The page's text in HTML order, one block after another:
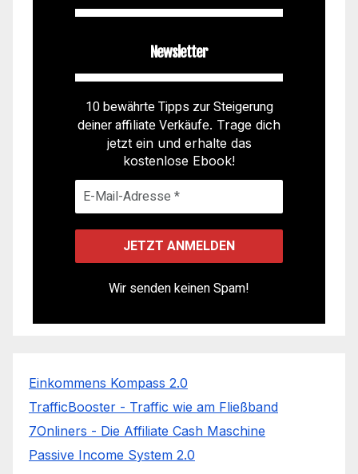
Newsletter
10 bewährte Tipps zur Steigerung
deiner affiliate Verkäufe. Trage dich
jetzt ein und erhalte das
kostenlose Ebook!
Wir senden keinen Spam!
Einkommens Kompass 2.0
TrafficBooster - Traffic wie am Fließband
7Onliners - Die Affiliate Cash Maschine
Passive Income System 2.0